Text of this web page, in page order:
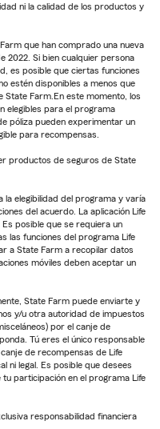
ni la calidad de los productos y
que han comprado una nueva
2022. Si bien cualquier persona
es posible que ciertas funciones
estén disponibles a menos que
State Farm.En este momento, los
elegibles para el programa
póliza pueden experimentar un
para recompensas.
productos de seguros de State
la elegibilidad del programa y varía
del acuerdo. La aplicación Life
posible que se requiera un
las funciones del programa Life
a State Farm a recopilar datos
móviles deben aceptar un
State Farm puede enviarte y
y/u otra autoridad de impuestos
por el canje de
Tú eres el único responsable
de recompensas de Life
ni legal. Es posible que desees
participación en el programa Life
responsabilidad financiera